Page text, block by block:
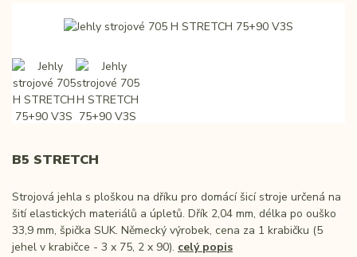
B5 STRETCH
Strojová jehla s ploškou na dříku pro domácí šicí stroje určená na
šití elastických materiálů a úpletů. Dřík 2,04 mm, délka po ouško
33,9 mm, špička SUK. Německý výrobek, cena za 1 krabičku (5
jehel v krabičce - 3 x 75, 2 x 90). celý popis